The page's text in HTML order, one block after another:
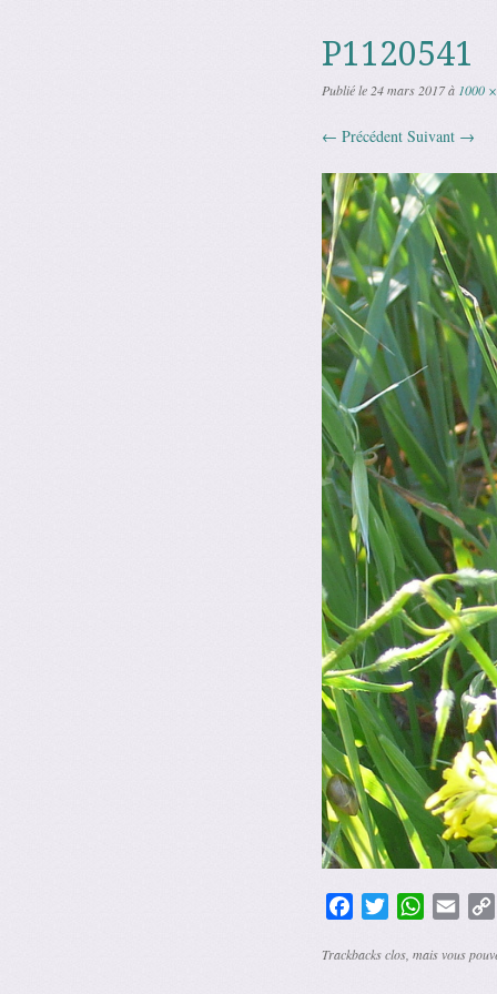
P1120541
Publié le 24 mars 2017à 1000
← Précédent Suivant →
FacebookTwitterWhatsApp
Email
Trackbacks clos, mais vous